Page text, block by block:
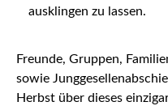
ausklingen zu lassen.
Freunde, Gruppen,
sowie
Herbst über dieses